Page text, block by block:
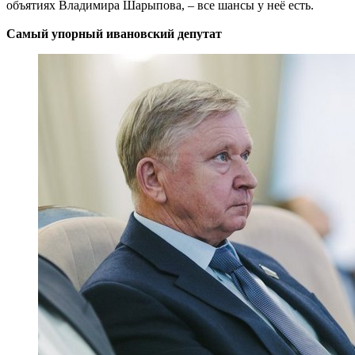
объятиях Владимира Шарыпова, – все шансы у неё есть.
Самый упорный ивановский депутат